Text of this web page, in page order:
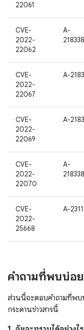
22061
CVE-
2022-
22062
A-
CVE-
2022-
22067
A-
CVE-
2022-
22069
A-
CVE-
2022-
22070
A-
CVE-
2022-
25668
A-
คำถามที่พบบ่อ
ส่วนนี้จะตอบคำถามที่พบ
กระดานข่าวสารนี้